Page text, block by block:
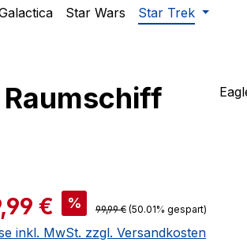
Star Wars Star Trek
€ % Regulärer Preis:
99,99 € (50.01% gespart)
inkl. MwSt. zzgl. Versandkosten